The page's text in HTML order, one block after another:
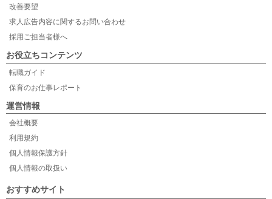
改善要望
求人広告内容に関するお問い合わせ
採用ご担当者様へ
お役立ちコンテンツ
転職ガイド
保育のお仕事レポート
運営情報
会社概要
利用規約
個人情報保護方針
個人情報の取扱い
おすすめサイト